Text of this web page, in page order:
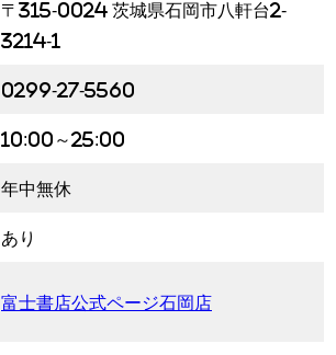
〒315-0024 茨城県石岡市八軒台2-
3214-1
0299-27-5560
10:00～25:00
年中無休
あり
富士書店公式ページ石岡店